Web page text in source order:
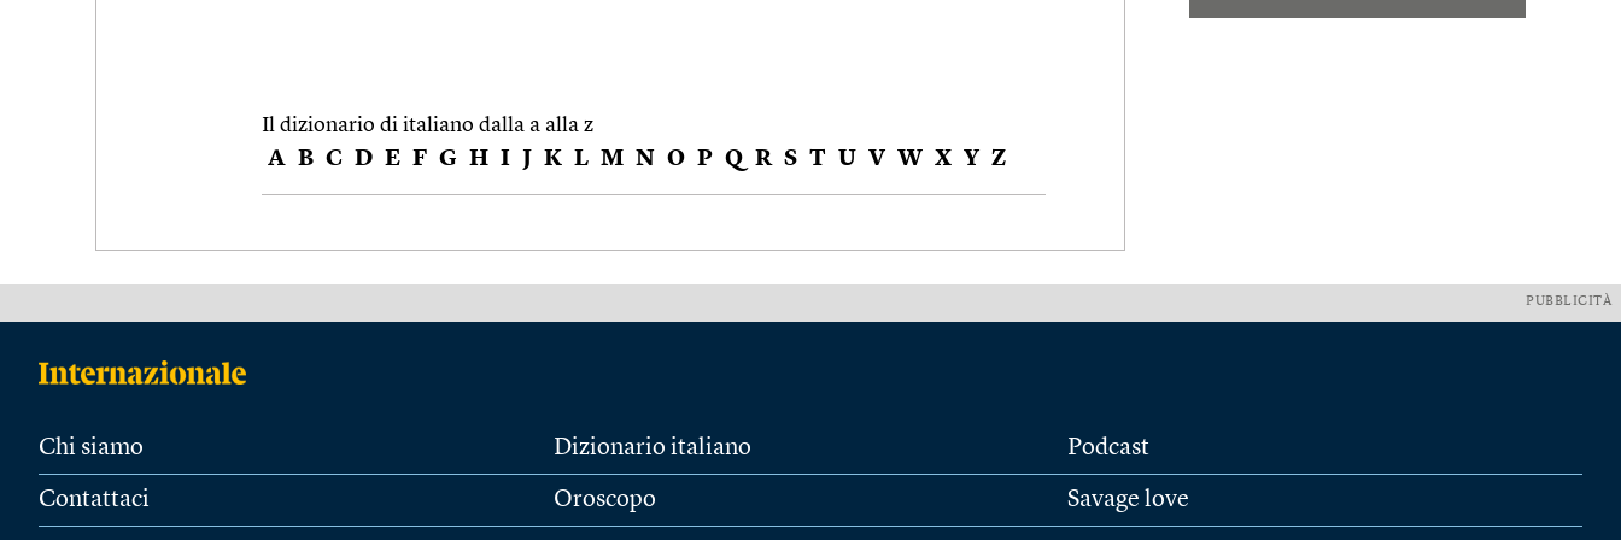
Il dizionario di italiano dalla a alla z
A B C D E F G H I J K L M N O P Q R S T U V W X Y Z
PUBBLICITÀ
Chi siamo
Contattaci
Dizionario italiano
Oroscopo
Podcast
Savage love